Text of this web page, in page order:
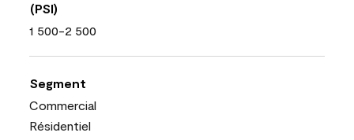
(PSI)
1 500-2 500
Segment
Commercial
Résidentiel